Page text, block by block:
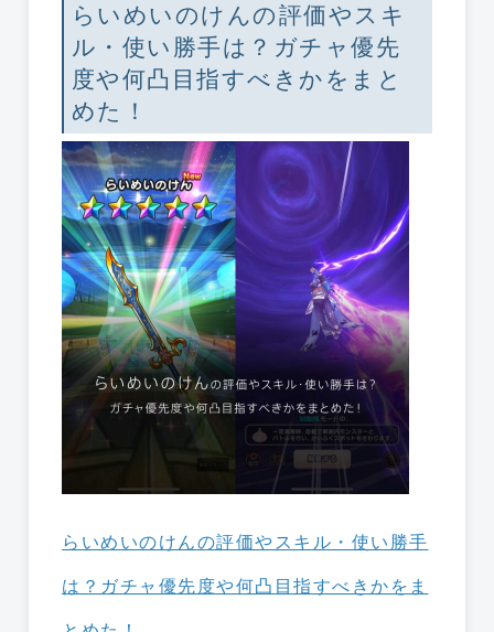
らいめいのけんの評価やスキ
ル・使い勝手は？ガチャ優先
度や何凸目指すべきかをまと
めた！
らいめいのけんの評価やスキル・使い勝手
は？ガチャ優先度や何凸目指すべきかをま